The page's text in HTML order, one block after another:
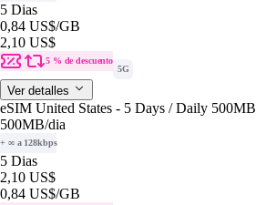
5 Dias
0,84 US$/GB
2,10 US$
5 % de descuento
5G
Ver detalles
eSIM United States - 5 Days / Daily 500MB
500MB/dia
+ ∞ a 128kbps
5 Dias
2,10 US$
0,84 US$/GB